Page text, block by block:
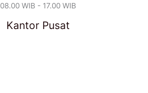
08.00 WIB - 17.00 WIB
Kantor Pusat